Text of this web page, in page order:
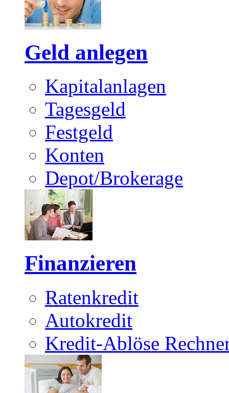
Geld anlegen
Kapitalanlagen
Tagesgeld
Festgeld
Konten
Depot/Brokerage
Finanzieren
Ratenkredit
Autokredit
Kredit-Ablöse